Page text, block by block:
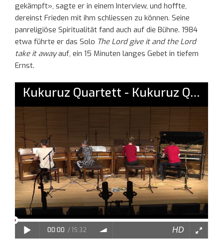
gekämpft», sagte er in einem Interview, und hoffte,
dereinst Frieden mit ihm schliessen zu können. Seine
panreligiöse Spiritualität fand auch auf die Bühne. 1984
etwa führte er das Solo The Lord give it and the Lord
take it awayauf, ein 15 Minuten langes Gebet in tiefem
Ernst.